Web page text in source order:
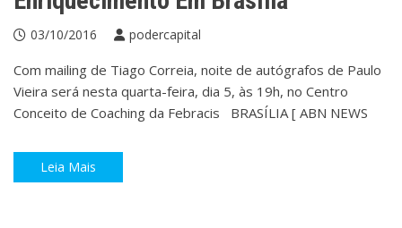
03/10/2016 podercapital
Com mailing de Tiago Correia, noite de autógrafos de Paulo
Vieira será nesta quarta-feira, dia 5, às 19h, no Centro
Conceito de Coaching da Febracis BRASÍLIA [ ABN NEWS
Leia Mais
Cultura Eventos
Variedades